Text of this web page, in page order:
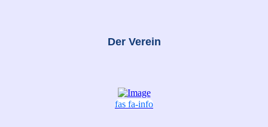
Der Verein
fas fa-info